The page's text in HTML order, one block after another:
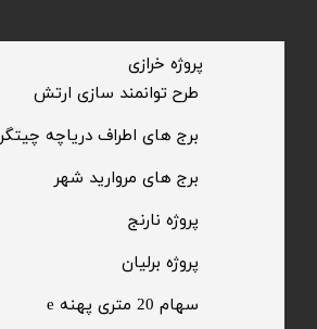
​طرح توانمند سازی ارتش
سهام 20 متری پهنه e​​​​​​​
​پروژه خرازی
پروژه برلیان
​پروژه نارنج
​برج های اطراف دریاچه چیتگر
​برج های مروارید شهر